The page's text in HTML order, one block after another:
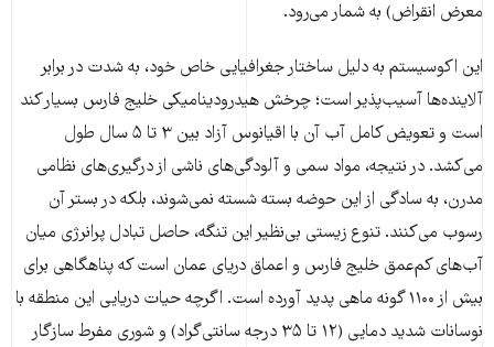
معرض انقراض) به شمار می‌رود.
این اکوسیستم به دلیل ساختار جغرافیایی خاص خود، به شدت در برابر
آلاینده‌ها آسیب‌پذیر است؛ چرخش هیدرودینامیکی خلیج فارس بسیار کند
است و تعویض کامل آب آن با اقیانوس آزاد بین ۳ تا ۵ سال طول
می‌کشد. در نتیجه، مواد سمی و آلودگی‌های ناشی از درگیری‌های نظامی
مدرن، به سادگی از این حوضه بسته شسته نمی‌شوند، بلکه در بستر آن
رسوب می‌کنند. تنوع زیستی بی‌نظیر این تنگه، حاصل تبادل پرانرژی میان
آب‌های کم‌عمق خلیج فارس و اعماق دریای عمان است که پناهگاهی برای
بیش از ۱۱۰۰ گونه ماهی پدید آورده است. اگرچه حیات دریایی این منطقه با
نوسانات شدید دمایی (۱۲ تا ۳۵ درجه سانتی‌گراد) و شوری مفرط سازگار